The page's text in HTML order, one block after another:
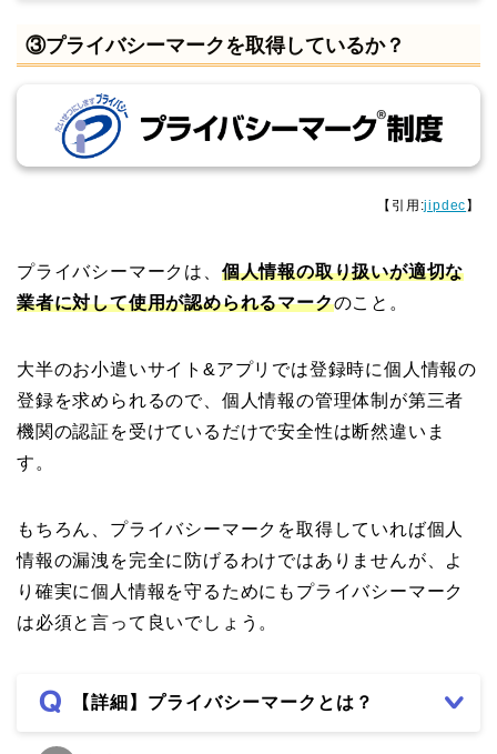
③プライバシーマークを取得しているか？
【引用:jipdec】
プライバシーマークは、 個人情報の取り扱いが適切な
業者に対して使用が認められるマークのこと。
大半のお小遣いサイト&アプリでは登録時に個人情報の
登録を求められるので、個人情報の管理体制が第三者
機関の認証を受けているだけで安全性は断然違いま
す。
もちろん、プライバシーマークを取得していれば個人
情報の漏洩を完全に防げるわけではありませんが、よ
り確実に個人情報を守るためにもプライバシーマーク
は必須と言って良いでしょう。
【詳細】プライバシーマークとは？